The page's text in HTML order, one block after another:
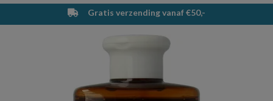
Winkelwagen
Vul hem met producten.
Gratis verzending vanaf €50,-